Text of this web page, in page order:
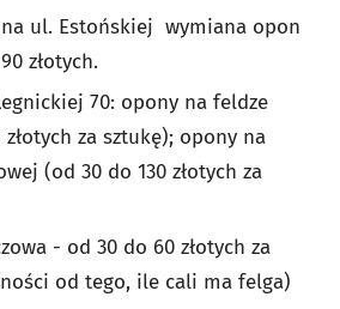
na ul. Estońskiej wymiana opon
złotych.
70: opony na feldze
za sztukę); opony na
(od 30 do 130 złotych za
- od 30 do 60 złotych za
od tego, ile cali ma felga)